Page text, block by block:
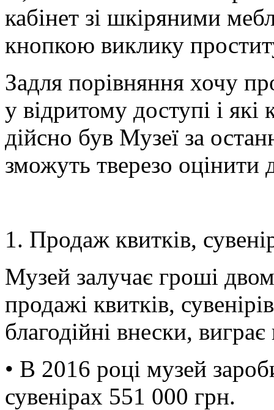
кабінет зі шкіряними
кнопкою виклику
Задля порівняння хочу
у відритому доступі і які
дійсно був Музеї за
зможуть тверезо оцінити
1. Продаж квитків,
Музей залучає гроші
продажі квитків,
благодійні внески,
• В 2016 році музей
сувенірах 551 000 грн.